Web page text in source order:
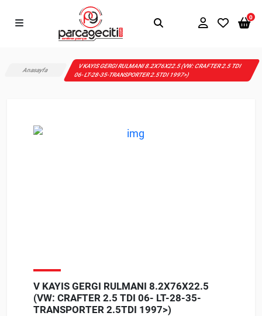
0
Anasayfa
V KAYIS GERGI RULMANI 8.2X76X22.5 (VW: CRAFTER 2.5 TDI
06- LT-28-35-TRANSPORTER 2.5TDI 1997>)
V KAYIS GERGI RULMANI 8.2X76X22.5
(VW: CRAFTER 2.5 TDI 06- LT-28-35-
TRANSPORTER 2.5TDI 1997>)